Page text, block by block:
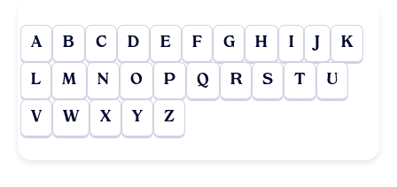
A B C D E F G H I J K
L M N O P Q R S T U
V W X Y Z